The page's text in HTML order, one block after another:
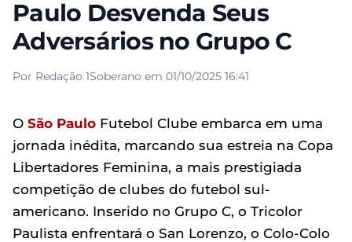
Paulo Desvenda Seus
Adversários no Grupo C
Por Redação 1Soberano em 01/10/2025 16:41
O São Paulo Futebol Clube embarca em uma
jornada inédita, marcando sua estreia na Copa
Libertadores Feminina, a mais prestigiada
competição de clubes do futebol sul-
americano. Inserido no Grupo C, o Tricolor
Paulista enfrentará o San Lorenzo, o Colo-Colo